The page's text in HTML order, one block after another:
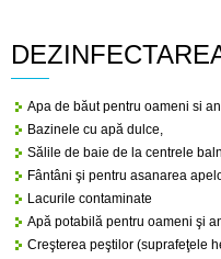
Apa de băut pentru oameni si
Bazinele cu apă dulce,
Sălile de baie de la centrele
Fântâni şi pentru asanarea
Lacurile contaminate
Apă potabilă pentru oameni şi
Creşterea peştilor (suprafeţele